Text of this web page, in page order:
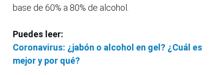
base de 60% a 80% de alcohol.
Puedes leer:
Coronavirus: ¿jabón o alcohol en gel? ¿Cuál es
mejor y por qué?